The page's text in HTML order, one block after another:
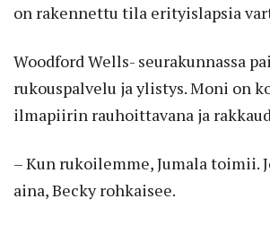
on rakennettu tila erityislapsia
Woodford Wells- seurakunnassa
rukouspalvelu ja ylistys. Moni on
ilmapiirin rauhoittavana ja
– Kun rukoilemme, Jumala toimii.
aina, Becky rohkaisee.